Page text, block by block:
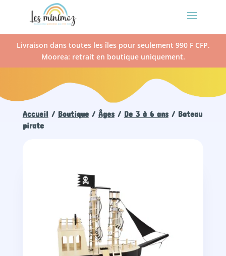
Livraison dans toutes les îles pour seulement 990 F CFP.
Moorea: retrait en boutique uniquement.
Accueil / Boutique/ Âges/ De 3 à 6 ans/ Bateau
pirate